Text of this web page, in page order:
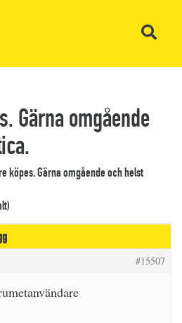
Gärna omgående
köpes. Gärna omgående och helst
#15507